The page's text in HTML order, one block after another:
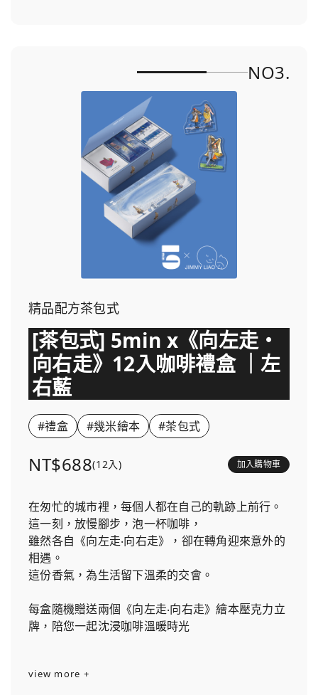
NO3.
精品配方茶包式
[茶包式] 5min x《向左走・
向右走》12入咖啡禮盒 ｜左
右藍
#禮盒 #幾米繪本 #茶包式
NT$688(12入) 加入購物車
在匆忙的城市裡，每個人都在自己的軌跡上前行。
這一刻，放慢腳步，泡一杯咖啡，
雖然各自《向左走‧向右走》，卻在轉角迎來意外的
相遇。
這份香氣，為生活留下溫柔的交會。
每盒隨機贈送兩個《向左走‧向右走》繪本壓克力立
牌，陪您一起沈浸咖啡溫暖時光
view more +